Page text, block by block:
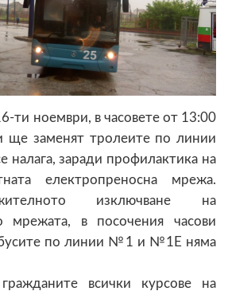
ти ноември, в часовете от 13:00
ще заменят тролеите по линии
заради профилактика на
електропреносна мрежа.
изключване на
мрежата, в посочения часови
по линии №1 и №1Е няма
всички курсове на